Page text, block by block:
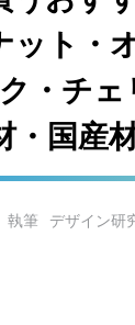
ット・
・チェ
・国産
デザイン研